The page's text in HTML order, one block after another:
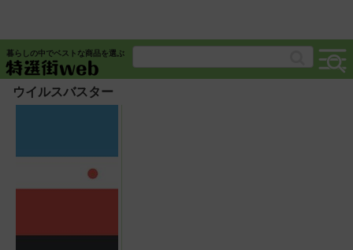
暮らしの中でベストな商品を選ぶ
ウイルスバスター